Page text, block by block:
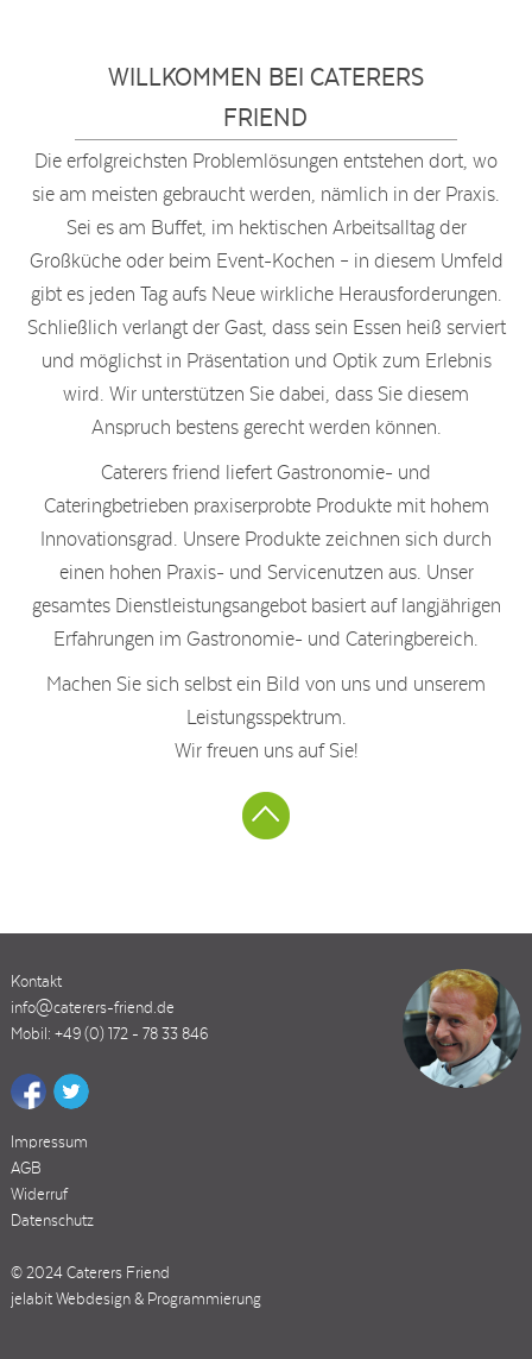
WILLKOMMEN BEI CATERERS
FRIEND
Die erfolgreichsten Problemlösungen entstehen dort, wo
sie am meisten gebraucht werden, nämlich in der Praxis.
Sei es am Buffet, im hektischen Arbeitsalltag der
Großküche oder beim Event-Kochen – in diesem Umfeld
gibt es jeden Tag aufs Neue wirkliche Herausforderungen.
Schließlich verlangt der Gast, dass sein Essen heiß serviert
und möglichst in Präsentation und Optik zum Erlebnis
wird. Wir unterstützen Sie dabei, dass Sie diesem
Anspruch bestens gerecht werden können.
Caterers friend liefert Gastronomie- und
Cateringbetrieben praxiserprobte Produkte mit hohem
Innovationsgrad. Unsere Produkte zeichnen sich durch
einen hohen Praxis- und Servicenutzen aus. Unser
gesamtes Dienstleistungsangebot basiert auf langjährigen
Erfahrungen im Gastronomie- und Cateringbereich.
Machen Sie sich selbst ein Bild von uns und unserem
Leistungsspektrum.
Wir freuen uns auf Sie!
Kontakt
info@caterers-friend.de
Mobil: +49 (0) 172 - 78 33 846
Impressum
AGB
Widerruf
Datenschutz
© 2024 Caterers Friend
jelabit Webdesign & Programmierung